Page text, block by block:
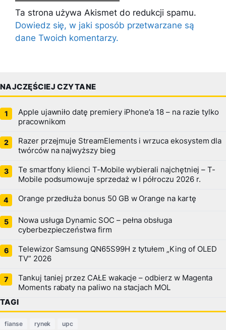
Ta strona używa Akismet do redukcji spamu.
Dowiedz się, w jaki sposób przetwarzane są
dane Twoich komentarzy.
NAJCZĘŚCIEJ CZYTANE
Apple ujawniło datę premiery iPhone’a 18 – na razie tylko
pracownikom
Razer przejmuje StreamElements i wrzuca ekosystem dla
twórców na najwyższy bieg
Te smartfony klienci T-Mobile wybierali najchętniej – T-
Mobile podsumowuje sprzedaż w I półroczu 2026 r.
Orange przedłuża bonus 50 GB w Orange na kartę
Nowa usługa Dynamic SOC – pełna obsługa
cyberbezpieczeństwa firm
Telewizor Samsung QN65S99H z tytułem „King of OLED
TV” 2026
Tankuj taniej przez CAŁE wakacje – odbierz w Magenta
Moments rabaty na paliwo na stacjach MOL
TAGI
fianse rynek upc